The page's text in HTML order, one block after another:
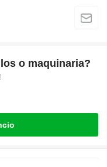
o maquinaria?